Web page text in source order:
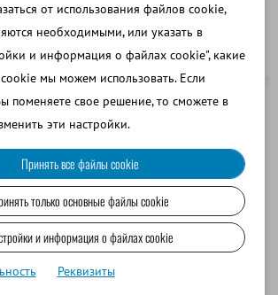
Свиноводство
л/ч
от использования файлов cookie,
необходимыми, или указать в
и информация о файлах cookie", какие
мы можем использовать. Если
поменяете свое решение, то сможете в
эти настройки.
Принять все файлы cookie
только основные файлы cookie
и информация о файлах cookie
Реквизиты